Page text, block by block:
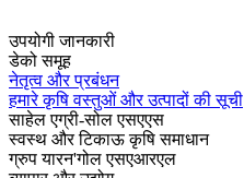
उपयोगी जानकारी
डेको समूह
नेतृत्व और प्रबंधन
हमारे कृषि वस्तुओं और उत्पादों की सूची
साहेल एग्री-सोल एसएएस
स्वस्थ और टिकाऊ कृषि समाधान
ग्रुप यारन'गोल एसएआरएल